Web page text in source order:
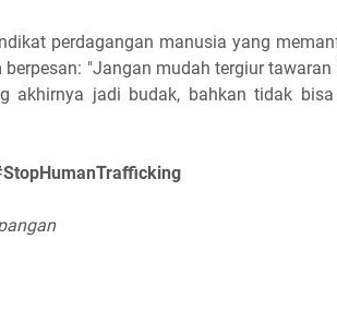
perdagangan manusia yang
"Jangan mudah tergiur tawaran
akhirnya jadi budak, bahkan tidak